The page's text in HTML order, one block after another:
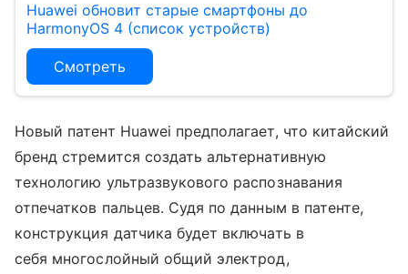
Huawei обновит старые смартфоны до
HarmonyOS 4 (список устройств)
Смотреть
Новый патент Huawei предполагает, что китайский
бренд стремится создать альтернативную
технологию ультразвукового распознавания
отпечатков пальцев. Судя по данным в патенте,
конструкция датчика будет включать в
себя многослойный общий электрод,